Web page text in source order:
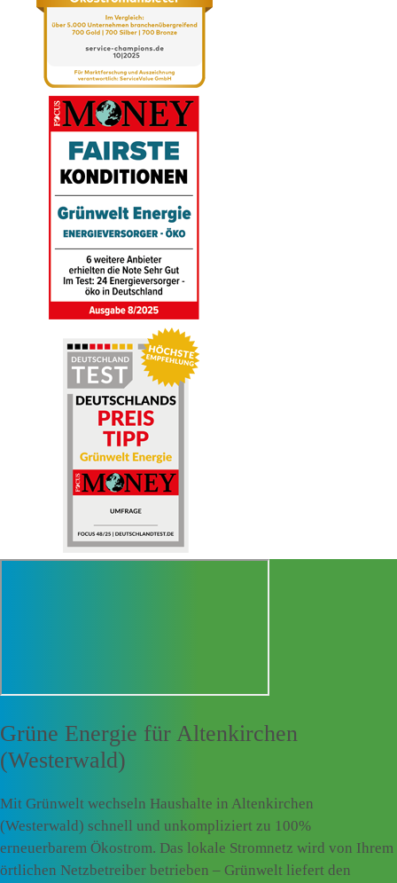
Grüne Energie für Altenkirchen
(Westerwald)
Mit Grünwelt wechseln Haushalte in Altenkirchen
(Westerwald) schnell und unkompliziert zu 100%
erneuerbarem Ökostrom. Das lokale Stromnetz wird von Ihrem
örtlichen Netzbetreiber betrieben – Grünwelt liefert den